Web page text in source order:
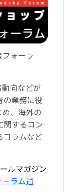
ォーラ
向などが
の業務に役
、海外の
関するコン
コラムなど
ルマガジン
ラム通